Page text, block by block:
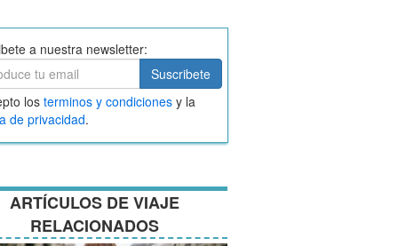
a nuestra newsletter:
Suscribete
los terminos y condiciones y la
de privacidad.
ARTÍCULOS DE VIAJE
RELACIONADOS